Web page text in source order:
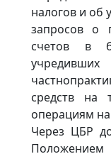
налогов и об
запросов о
счетов в
средств на
операциям
Через ЦБР